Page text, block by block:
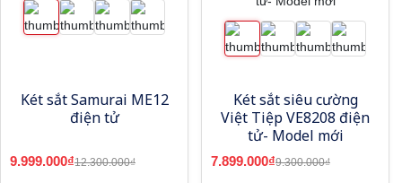
Két sắt Samurai ME12
điện tử
9.999.000₫12.300.000₫
Két sắt siêu cường
Việt Tiệp VE8208 điện
tử- Model mới
7.899.000₫9.300.000₫